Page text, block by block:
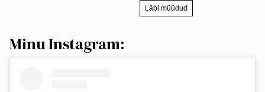
Läbi müüdud
Minu Instagram: